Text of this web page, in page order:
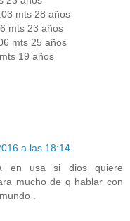
mts 28 años
mts 23 años
mts 25 años
19 años
a las 18:14
en usa si dios quiere
mucho de q hablar con
.